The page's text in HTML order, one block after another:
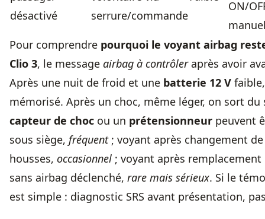
désactivé
serrure/commande
ON/
Pour comprendre pourquoi le voyant airbag
Clio 3, le message airbag à contrôleraprès avoir
Après une nuit de froid et une batterie 12 V
mémorisé. Après un choc, même léger, on sort
capteur de choc ou un prétensionneur peuvent
sous siège, fréquent; voyant après changement
housses, occasionnel ; voyant après
sans airbag déclenché, rare mais sérieux. Si le
est simple : diagnostic SRS avant présentation,